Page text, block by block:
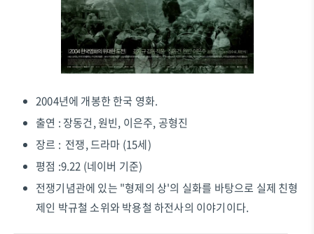
2004년에 개봉한 한국 영화.
출연 : 장동건, 원빈, 이은주, 공형진
장르 : 전쟁, 드라마 (15세)
평점 :9.22 (네이버 기준)
전쟁기념관에 있는 "형제의 상'의 실화를 바탕으로 실제 친형
제인 박규철 소위와 박용철 하전사의 이야기이다.